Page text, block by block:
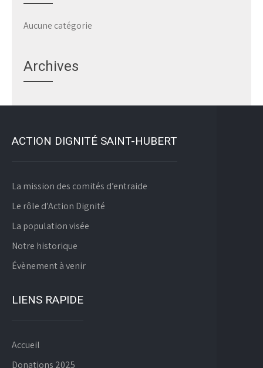
Aucune catégorie
Archives
ACTION DIGNITÉ SAINT-HUBERT
La mission des comités d’entraide
Le rôle d’Action Dignité
La population visée
Notre historique
Évènement à venir
LIENS RAPIDE
Accueil
Donations 2025